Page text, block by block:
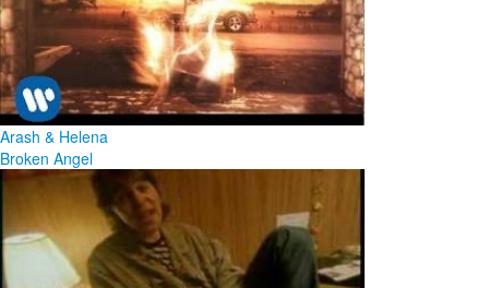
Arash & Helena
Broken Angel